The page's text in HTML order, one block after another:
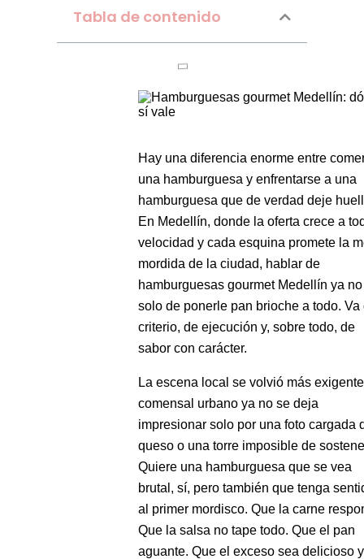
Tabla de contenido
Hay una diferencia enorme entre
una hamburguesa y enfrentarse a una
hamburguesa que de verdad deje
En Medellín, donde la oferta crece a
velocidad y cada esquina promete la
mordida de la ciudad, hablar de
hamburguesas gourmet Medellín ya
solo de ponerle pan brioche a todo. Va
criterio, de ejecución y, sobre todo, de
sabor con carácter.
La escena local se volvió más
comensal urbano ya no se deja
impresionar solo por una foto cargada
queso o una torre imposible de
Quiere una hamburguesa que se vea
brutal, sí, pero también que tenga
al primer mordisco. Que la carne
Que la salsa no tape todo. Que el pan
aguante. Que el exceso sea delicioso